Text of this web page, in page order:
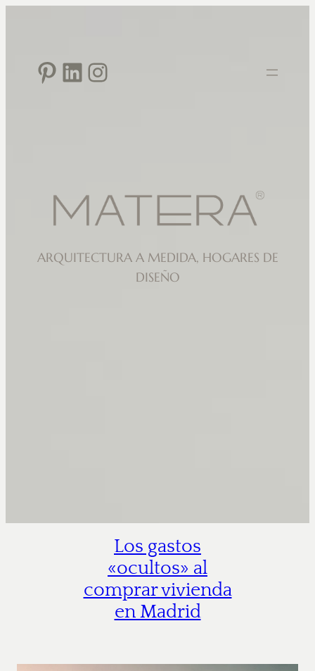
Pinterest
LinkedIn
Instagram
ARQUITECTURA A MEDIDA, HOGARES DE
DISEÑO
Los gastos
«ocultos» al
comprar vivienda
en Madrid